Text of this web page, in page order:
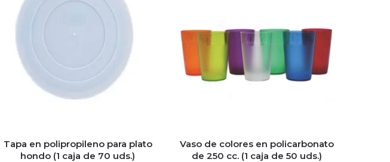
Tapa en polipropileno para plato
hondo (1 caja de 70 uds.)
Vaso de colores en policarbonato
de 250 cc. (1 caja de 50 uds.)